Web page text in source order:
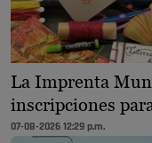
La Imprenta
inscripciones
07-08-2026 12:29 p.m.